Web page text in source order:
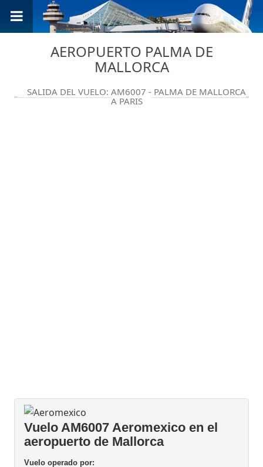
AEROPUERTO PALMA DE
MALLORCA
SALIDA DEL VUELO: AM6007 - PALMA DE MALLORCA
A PARIS
Vuelo AM6007 Aeromexico en el
aeropuerto de Mallorca
Vuelo operado por: